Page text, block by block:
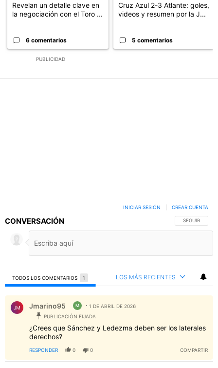
PUBLICIDAD
Revelan un detalle clave en
la negociación con el Toro ...
6 comentarios
Cruz Azul 2-3 Atlante: goles,
videos y resumen por la J...
5 comentarios
CONVERSACIÓN SIGA ESTA
SEGUIR
INICIAR SESIÓN CREAR CUENTA
TODOS LOS COMENTARIOS 1 LOS MÁS RECIENTES
Comentario de Jmarino95.
JM Jmarino95 M
1 DE ABRIL DE 2026
PUBLICACIÓN FIJADA
¿Crees que Sánchez y Ledezma deben ser los laterales
derechos?
RESPONDER 0 0 COMPARTIR